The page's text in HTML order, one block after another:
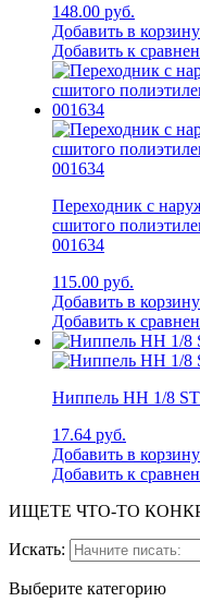
148.00 руб.
Добавить в корзину
Добавить к
Переходник с
сшитого
001634
115.00 руб.
Добавить в корзину
Добавить к
Ниппель НН 1/8
17.64 руб.
Добавить в корзину
Добавить к
ИЩЕТЕ ЧТО-ТО
Искать:
Выберите категорию